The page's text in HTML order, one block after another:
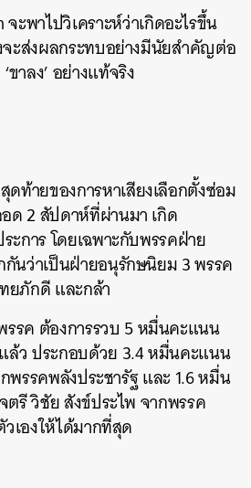
จะพาไปวิเคราะห์ว่าเกิดอะไรขึ้น
ะส่งผลกระทบอย่างมีนัยสำคัญต่อ
‘ขาลง’อย่างแท้จริง
ดท้ายของการหาเสียงเลือกตั้งซ่อม
ด2สัปดาห์ที่ผ่านมา เกิด
ะการ โดยเฉพาะกับพรรคฝ่าย
กันว่าเป็นฝ่ายอนุรักษนิยม3พรรค
ยภักดี และกล้า
รรค ต้องการรวบ 5หมื่นคะแนน
ล้ว ประกอบด้วย 3.4หมื่นคะแนน
พรรคพลังประชารัฐ และ1.6หมื่น
รี วิชัย สังข์ประไพ จากพรรค
เองให้ได้มากที่สุด